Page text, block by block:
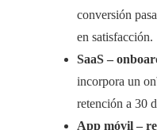
conversión
en satisfacción.
SaaS –
incorpora un
retención a 30
App móvil –